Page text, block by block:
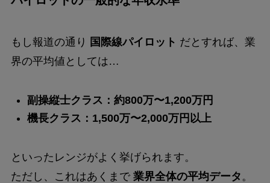
もし報道の通り 国際線パイロット だとすれば、業
界の平均値としては…
副操縦士クラス：約800万〜1,200万円
機長クラス：1,500万〜2,000万円以上
といったレンジがよく挙げられます。
ただし、これはあくまで 業界全体の平均データ 。